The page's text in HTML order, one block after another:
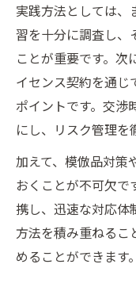
実践方法としては
習を十分に調査し、
ことが重要です。次
イセンス契約を通じ
ポイントです。交渉
にし、リスク管理を
加えて、模倣品対策
おくことが不可欠で
携し、迅速な対応体
方法を積み重ねるこ
めることができます。